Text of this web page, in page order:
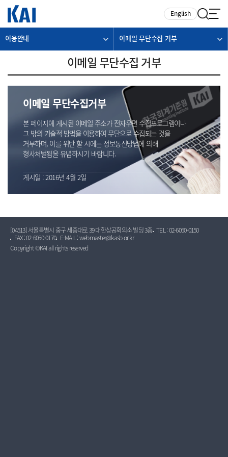
English
이용안내 이메일 무단수집 거부
이메일 무단수집 거부
이메일 무단수집거부
본 페이지에 게시된 이메일 주소가 전자우편 수집프로그램이나
그 밖의 기술적 방법을 이용하여 무단으로 수집되는 것을
거부하며, 이를 위반 할 시에는 정보통신망법에 의해
형사처벌됨을 유념하시기 바랍니다.
게시일 : 2016년 4월 2일
[04513] 서울특별시 중구 세종대로 39 대한상공회의소 빌딩 3층 TEL : 02-6050-0150
FAX : 02-6050-0170
E-MAIL : webmaster@kasb.or.kr
Copyright ©KAI all rights reserved